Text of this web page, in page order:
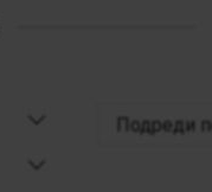
Подреди